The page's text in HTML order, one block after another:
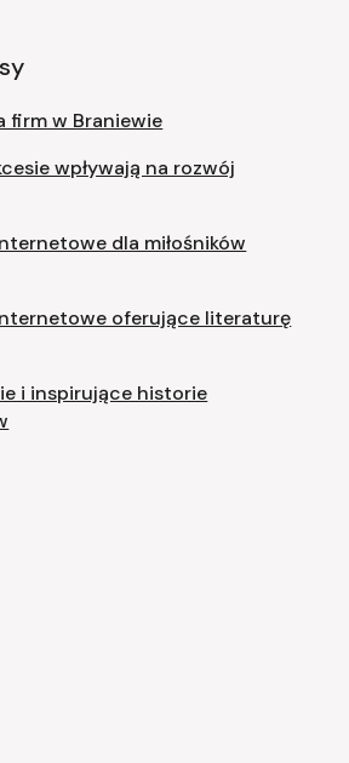
firm w Braniewie
wpływają na rozwój
dla miłośników
oferujące literaturę
i inspirujące historie